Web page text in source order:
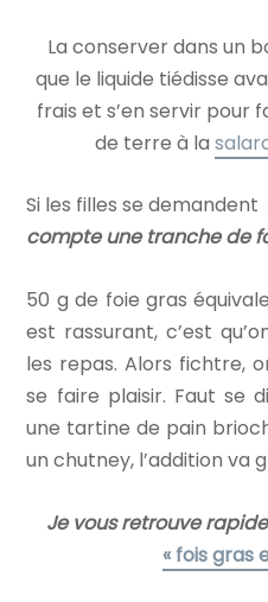
La conserver dans un
que le liquide tiédisse
frais et s’en servir pour
de terre à la
Si les filles se demandent
compte une tranche de
50 g de foie gras
est rassurant, c’est
les repas. Alors fichtre,
se faire plaisir. Faut se
une tartine de pain
un chutney, l’addition va
Je vous retrouve
« fois gras